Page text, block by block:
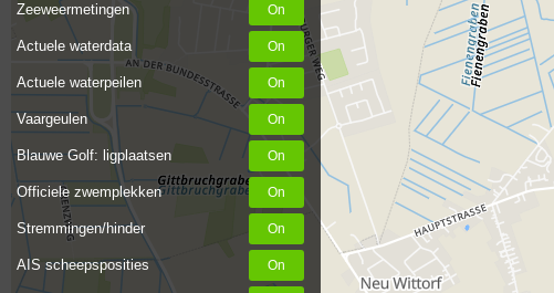
Zeeweermetingen
Actuele waterdata
Actuele waterpeilen
Vaargeulen
Blauwe Golf: ligplaatsen
Officiele zwemplekken
Stremmingen/hinder
AIS scheepsposities